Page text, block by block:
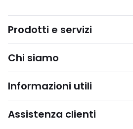
Prodotti e servizi
Chi siamo
Informazioni utili
Assistenza clienti